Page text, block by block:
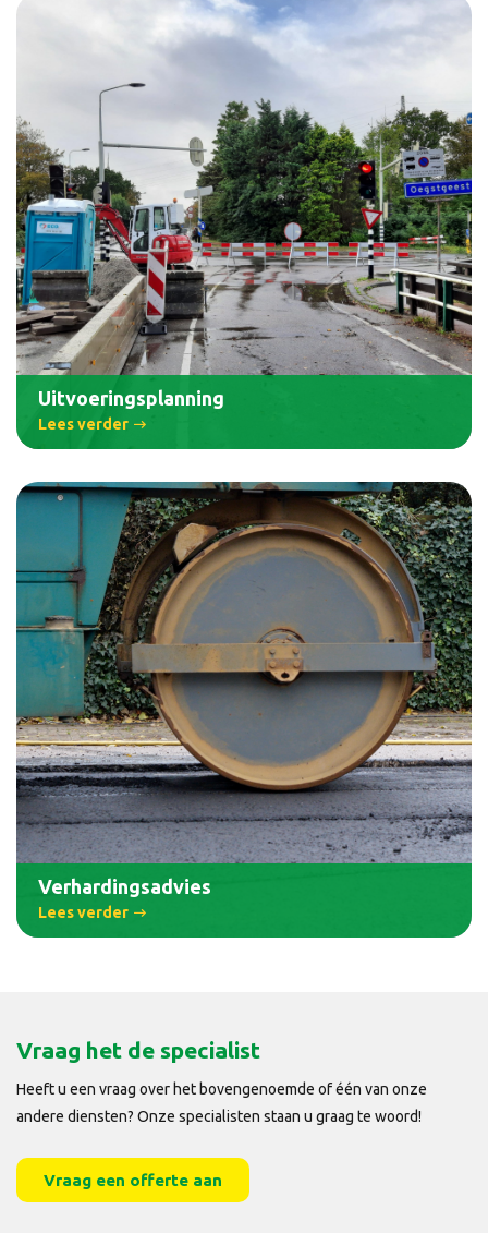
Uitvoeringsplanning
Lees verder
Verhardingsadvies
Lees verder
Vraag het de specialist
Heeft u een vraag over het bovengenoemde of één van onze
andere diensten? Onze specialisten staan u graag te woord!
Vraag een offerte aan